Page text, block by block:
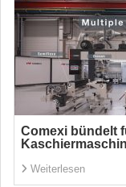
Comexi bündelt
Weiterlesen